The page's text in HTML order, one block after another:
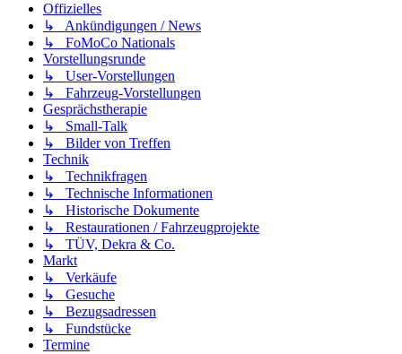
Offizielles
↳ Ankündigungen / News
↳ FoMoCo Nationals
Vorstellungsrunde
↳ User-Vorstellungen
↳ Fahrzeug-Vorstellungen
Gesprächstherapie
↳ Small-Talk
↳ Bilder von Treffen
Technik
↳ Technikfragen
↳ Technische Informationen
↳ Historische Dokumente
↳ Restaurationen / Fahrzeugprojekte
↳ TÜV, Dekra & Co.
Markt
↳ Verkäufe
↳ Gesuche
↳ Bezugsadressen
↳ Fundstücke
Termine